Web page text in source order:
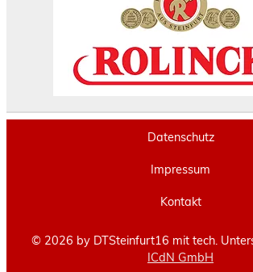
Datenschutz
Impressum
Kontakt
© 2026 by DTSteinfurt16 mit tech.
ICdN GmbH